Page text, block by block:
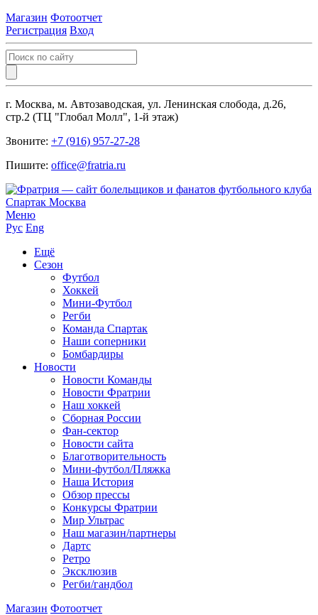
Магазин Фотоотчет
Регистрация Вход
г. Москва, м. Автозаводская, ул. Ленинская слобода, д.26,
стр.2 (ТЦ "Глобал Молл", 1-й этаж)
Звоните: +7 (916) 957-27-28
Пишите: office@fratria.ru
Меню
Рус Eng
Ещё
Сезон
Футбол
Хоккей
Мини-Футбол
Регби
Команда Спартак
Наши соперники
Бомбардиры
Новости
Новости Команды
Новости Фратрии
Наш хоккей
Сборная России
Фан-cектор
Новости сайта
Благотворительность
Мини-футбол/Пляжка
Наша История
Обзор прессы
Конкурсы Фратрии
Мир Ультрас
Наш магазин/партнеры
Дартс
Ретро
Эксклюзив
Регби/гандбол
Магазин Фотоотчет